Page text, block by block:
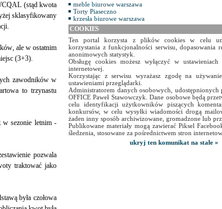
(stąd kwota
sklasyfikowany
ale w ostatnim
(3+3).
zawodników w
to trzynastu
w sezonie letnim -
pozwala
traktować jako
była czołowa
meble biurowe warszawa
Torty Piaseczno
krzesła biurowe warszawa
COOKIES
Ten portal korzysta z plików cookies w celu
korzystania z funkcjonalności serwisu, dopasowania
anonimowych statystyk.
Obsługę cookies możesz wyłączyć w
internetowej.
Korzystając z serwisu wyrażasz zgodę na
ustawieniami przeglądarki.
Administratorem danych osobowych, udostępnionych
OFFICE Paweł Stawowczyk. Dane osobowe będą
celu identyfikacji użytkowników piszących
konkursów, w celu wysyłki wiadomości drogą
żaden inny sposób archiwizowane, gromadzone lub
Publikowane materiały mogą zawierać Piksel
śledzenia, stosowane za pośrednictwem stron
ukryj ten komunikat na stałe »